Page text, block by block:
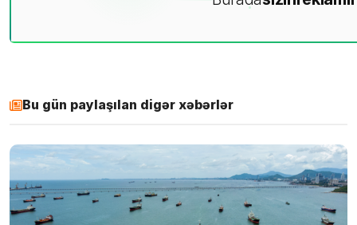
Bu gün paylaşılan digər xəbərlər